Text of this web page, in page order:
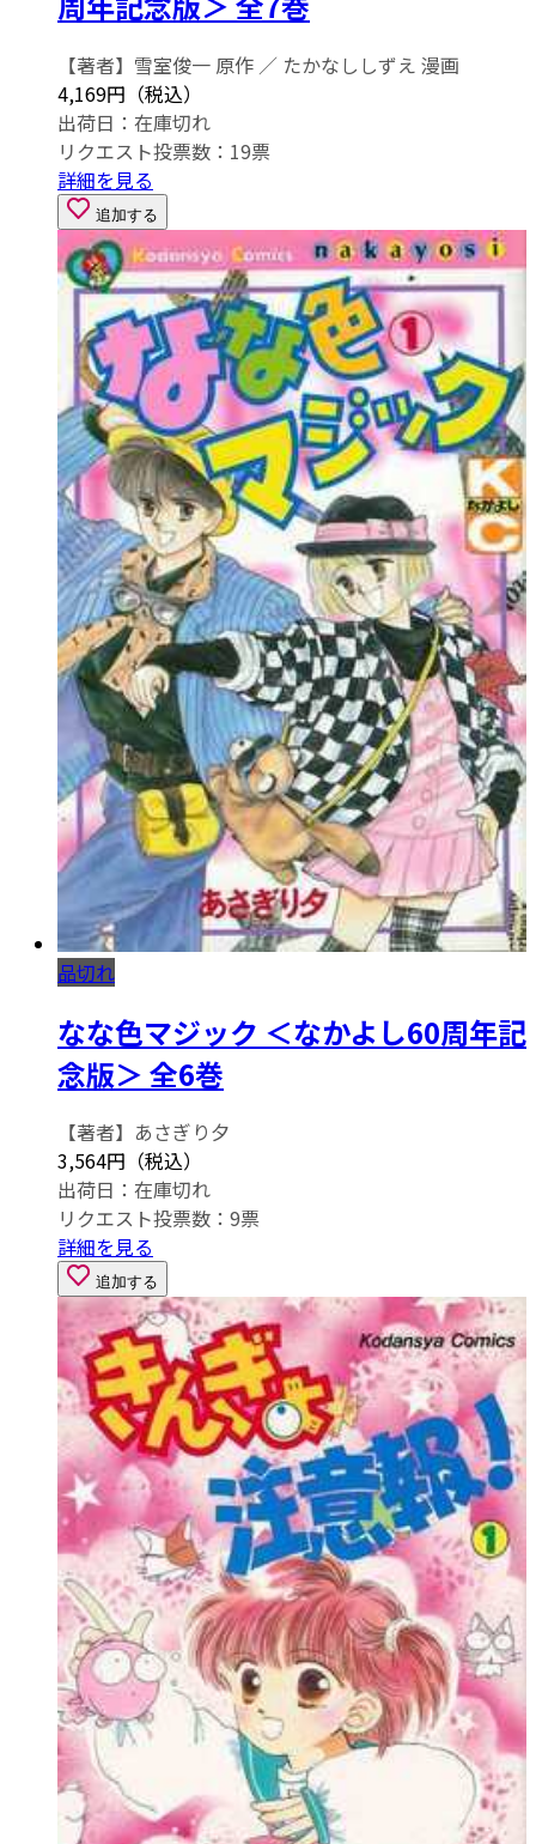
【著者】雪室俊一 原作 ／ たかなししずえ 漫画
4,169円（税込）
出荷日： 在庫切れ
リクエスト投票数： 19票
詳細を見る
追加する
品切れ
なな色マジック ＜なかよし60周年記
念版＞ 全6巻
【著者】あさぎり夕
3,564円（税込）
出荷日： 在庫切れ
リクエスト投票数： 9票
詳細を見る
追加する